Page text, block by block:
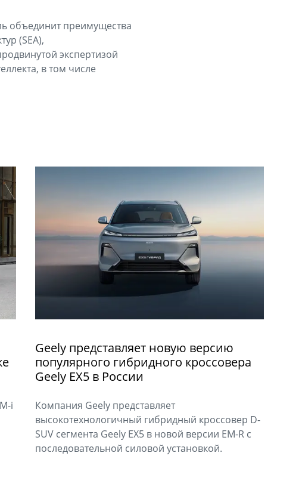
объединит преимущества
(SEA),
экспертизой
в том числе
i
Geely представляет новую версию
популярного гибридного кроссовера
Geely EX5 в России
Компания Geely представляет
высокотехнологичный гибридный кроссовер D-
SUV сегмента Geely EX5 в новой версии EM-R с
последовательной силовой установкой.